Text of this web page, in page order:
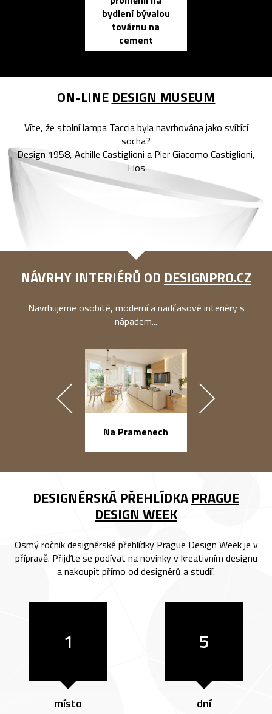
bydlení bývalou
továrnu na
cement
ON-LINE DESIGN MUSEUM
Víte, že stolní lampa Taccia byla navrhována jako svítící
socha?
Design 1958, Achille Castiglioni a Pier Giacomo Castiglioni,
Flos
NÁVRHY INTERIÉRŮ OD DESIGNPRO.CZ
Navrhujeme osobité, moderní a nadčasové interiéry s
nápadem...
Na Pramenech
DESIGNÉRSKÁ PŘEHLÍDKA PRAGUE
DESIGN WEEK
Osmý ročník designérské přehlídky Prague Design Week je v
přípravě. Přijďte se podívat na novinky v kreativním designu
a nakoupit přímo od designérů a studií.
1
místo
5
dní